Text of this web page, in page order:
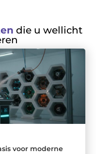
die u wellicht
voor moderne